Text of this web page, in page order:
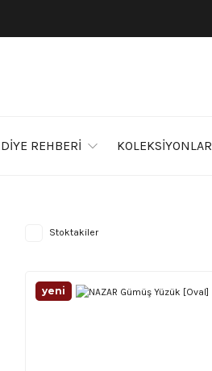
REHBERİ KOLEKSİYONLAR
Stoktakiler
yeni̇